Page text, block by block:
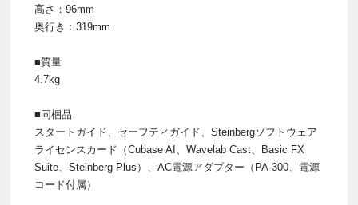
高さ：96mm
奥行き：319mm
■質量
4.7kg
■同梱品
スタートガイド、セーフティガイド、Steinbergソフトウェア
ライセンスカード（Cubase AI、Wavelab Cast、Basic FX
Suite、Steinberg Plus）、AC電源アダプター（PA-300、電源
コード付属）